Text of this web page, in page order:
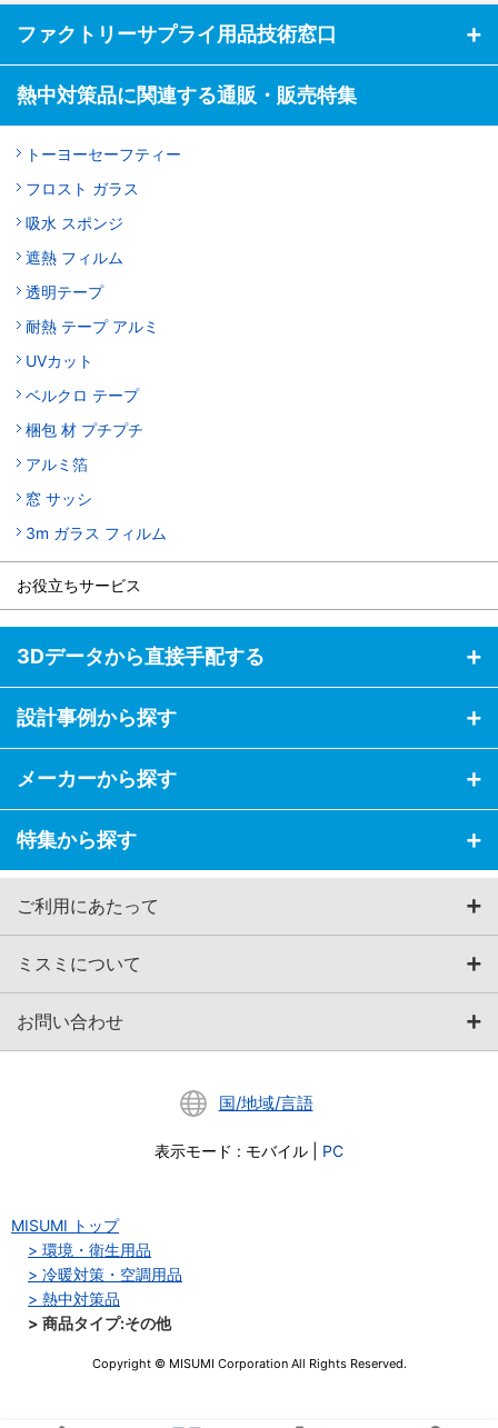
ファクトリーサプライ用品技術窓口
熱中対策品に関連する通販・販売特集
トーヨーセーフティー
フロスト ガラス
吸水 スポンジ
遮熱 フィルム
透明テープ
耐熱 テープ アルミ
UVカット
ベルクロ テープ
梱包 材 プチプチ
アルミ箔
窓 サッシ
3m ガラス フィルム
お役立ちサービス
3Dデータから直接手配する
設計事例から探す
メーカーから探す
特集から探す
ご利用にあたって
ミスミについて
お問い合わせ
国/地域/言語
表示モード : モバイル PC
MISUMI トップ
環境・衛生用品
冷暖対策・空調用品
熱中対策品
商品タイプ:その他
Copyright © MISUMI Corporation All Rights Reserved.